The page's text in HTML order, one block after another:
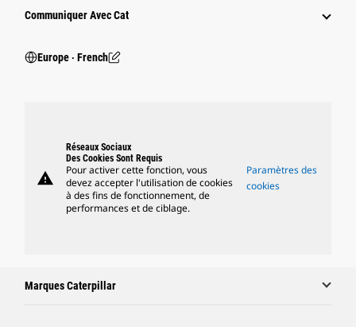
Communiquer Avec Cat
Europe ‧ French
warning
Réseaux Sociaux
Des Cookies Sont Requis
Pour activer cette fonction, vous
devez accepter l'utilisation de cookies
à des fins de fonctionnement, de
performances et de ciblage.
Paramètres des
cookies
Marques Caterpillar